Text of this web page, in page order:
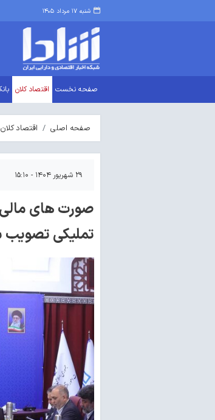
شنبه ۱۷ مرداد ۱۴۰۵
صفحه نخست اقتصاد کلان
صفحه اصلی اقتصاد کلان
۲۹ شهریور ۱۴۰۴ - ۱۵:۱۰
تملیکی